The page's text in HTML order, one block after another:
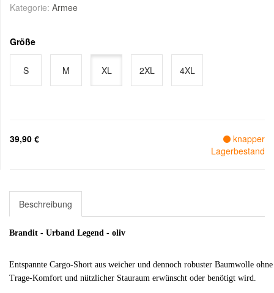
Kategorie: Armee
Größe
S M XL 2XL 4XL
39,90 €
knapper
Lagerbestand
Beschreibung
Brandit - Urband Legend - oliv
Entspannte Cargo-Short aus weicher und dennoch robuster Baumwolle
Trage-Komfort und nützlicher Stauraum erwünscht oder benötigt wird.